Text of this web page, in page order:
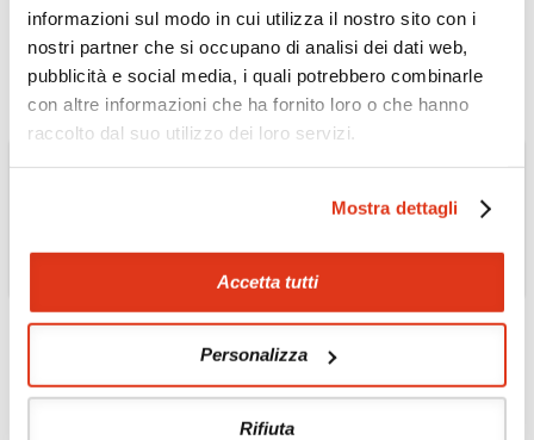
informazioni sul modo in cui utilizza il nostro sito con i
nostri partner che si occupano di analisi dei dati web,
pubblicità e social media, i quali potrebbero combinarle
con altre informazioni che ha fornito loro o che hanno
raccolto dal suo utilizzo dei loro servizi.
Mostra dettagli
Accetta tutti
Personalizza
Rifiuta
Scopri l'Escursione »
Tour della Costa
Orientale con pranzo